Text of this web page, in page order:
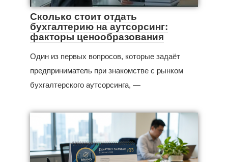
Сколько стоит отдать
бухгалтерию на аутсорсинг:
факторы ценообразования
Один из первых вопросов, которые задаёт
предприниматель при знакомстве с рынком
бухгалтерского аутсорсинга, —